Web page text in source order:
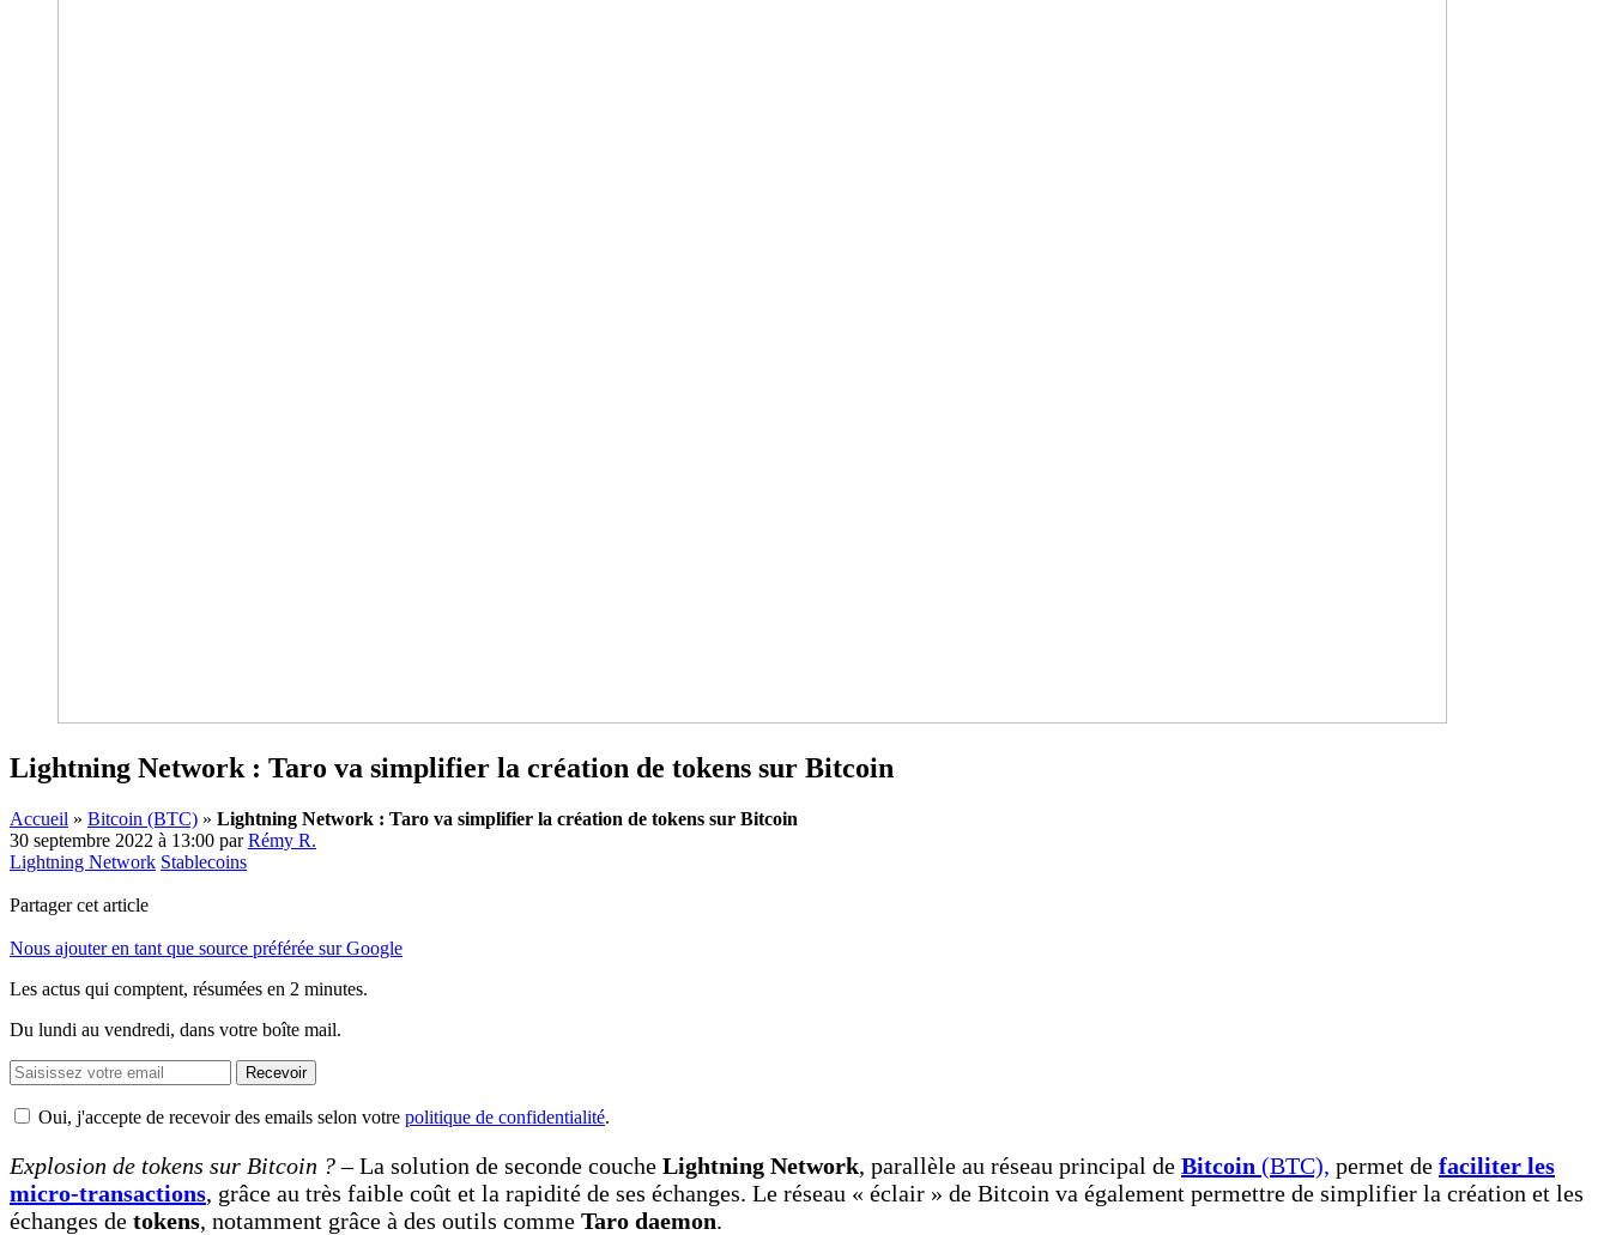
Lightning Network : Taro va simplifier la création de tokens sur Bitcoin
Accueil » Bitcoin (BTC) » Lightning Network : Taro va simplifier la création de tokens sur Bitcoin
30 septembre 2022 à 13:00 parRémy R.
Lightning Network Stablecoins
Partager cet article
Nous ajouter en tant que source préférée sur Google
Les actus qui comptent, résumées en 2 minutes.
Du lundi au vendredi, dans votre boîte mail.
Recevoir
Oui, j'accepte de recevoir des emails selon votre politique de confidentialité.
Explosion de tokens sur Bitcoin ?– La solution de seconde couche Lightning Network, parallèle au réseau principal de Bitcoin (BTC), permet de faciliter les
micro-transactions, grâce au très faible coût et la rapidité de ses échanges. Le réseau « éclair » de Bitcoin va également permettre de simplifier la création et les
échanges de tokens, notamment grâce à des outils comme Taro daemon.